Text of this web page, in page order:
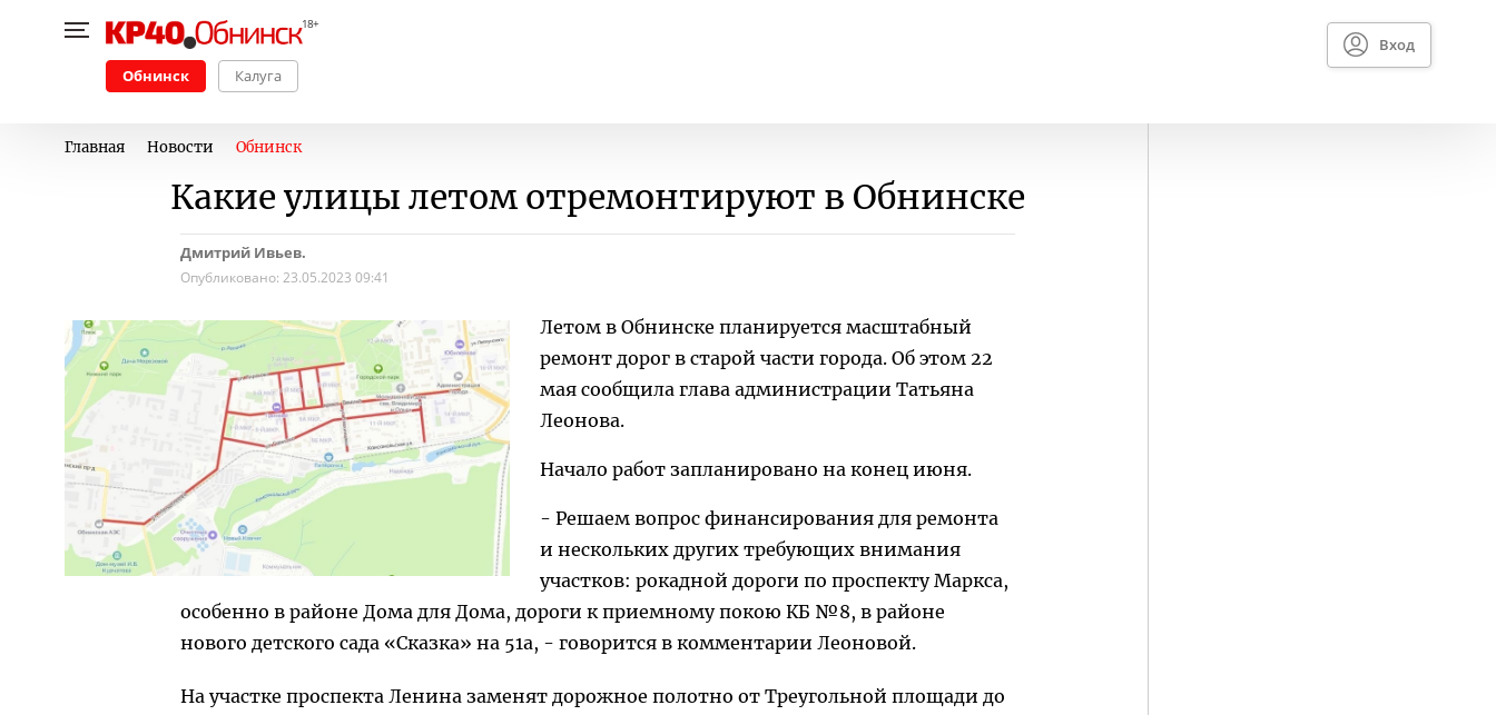
Обнинск Калуга
Вход
Главная Новости Обнинск
Какие улицы летом отремонтируют в Обнинске
Дмитрий Ивьев.
Опубликовано: 23.05.2023 09:41
Летом в Обнинске планируется масштабный
ремонт дорог в старой части города. Об этом 22
мая сообщила глава администрации Татьяна
Леонова.
Начало работ запланировано на конец июня.
- Решаем вопрос финансирования для ремонта
и нескольких других требующих внимания
участков: рокадной дороги по проспекту Маркса,
особенно в районе Дома для Дома, дороги к приемному покою КБ №8, в районе
нового детского сада «Сказка» на 51а, - говорится в комментарии Леоновой.
На участке проспекта Ленина заменят дорожное полотно от Треугольной площади до